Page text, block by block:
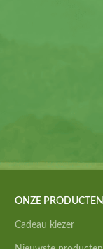
ONZE PRODUCTEN
Cadeau kiezer